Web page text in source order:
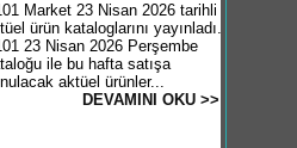
Market 23 Nisan 2026 tarihli
ürün kataloglarını yayınladı.
23 Nisan 2026 Perşembe
ile bu hafta satışa
aktüel ürünler...
DEVAMINI OKU >>